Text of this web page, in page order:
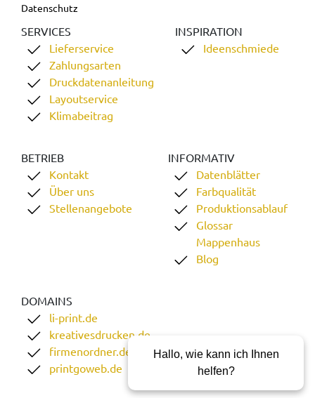
Datenschutz
SERVICES
Lieferservice
Zahlungsarten
Druckdatenanleitung
Layoutservice
Klimabeitrag
INSPIRATION
Ideenschmiede
BETRIEB
Kontakt
Über uns
Stellenangebote
INFORMATIV
Datenblätter
Farbqualität
Produktionsablauf
Glossar
Mappenhaus
Blog
DOMAINS
li-print.de
kreativesdrucken.de
firmenordner.de
printgoweb.de
Hallo, wie kann ich Ihnen
helfen?